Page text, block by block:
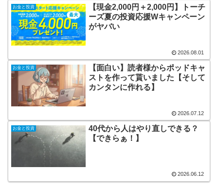
お金と投資
【現金2,000円＋2,000円】トーチ
ーズ夏の投資応援Wキャンペーン
がヤバい
2026.08.01
お金と投資
【面白い】読者様からポッドキャ
ストを作って貰いました【そして
カンタンに作れる】
2026.07.12
お金と投資
40代から人はやり直しできる？
【できらぁ！】
2026.06.12